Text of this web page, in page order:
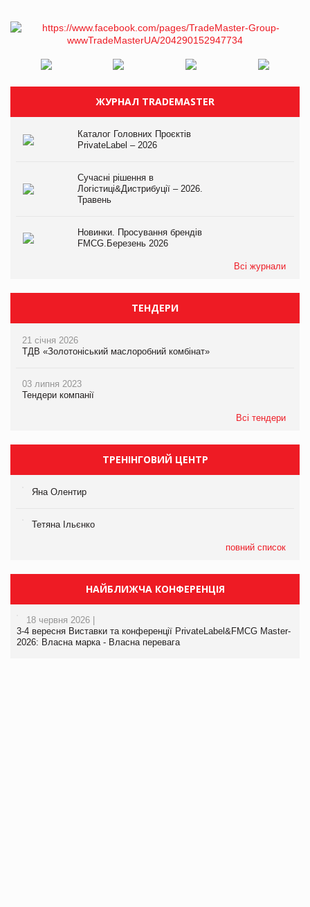
ЖУРНАЛ TRADEMASTER
Каталог Головних Проєктів
PrivateLabel – 2026
Сучасні рішення в
Логістиці&Дистрибуції – 2026.
Травень
Новинки. Просування брендів
FMCG.Березень 2026
Всі журнали
ТЕНДЕРИ
21 січня 2026
ТДВ «Золотоніський маслоробний комбінат»
03 липня 2023
Тендери компанії
Всі тендери
ТРЕНІНГОВИЙ ЦЕНТР
Яна Олентир
Тетяна Ільєнко
повний список
НАЙБЛИЖЧА КОНФЕРЕНЦІЯ
18 червня 2026 |
3-4 вересня Виставки та конференції PrivateLabel&FMCG Master-
2026: Власна марка - Власна перевага